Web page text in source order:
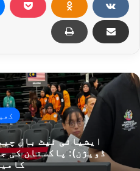
ڈویژن): پاکستان کی